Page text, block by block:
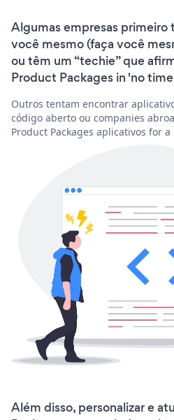
Algumas empresas primeiro
você mesmo (faça você
ou têm um “techie” que
Product Packages in 'no
Outros tentam encontrar
código aberto ou companies
Product Packages aplicativos for
Além disso, personalizar e